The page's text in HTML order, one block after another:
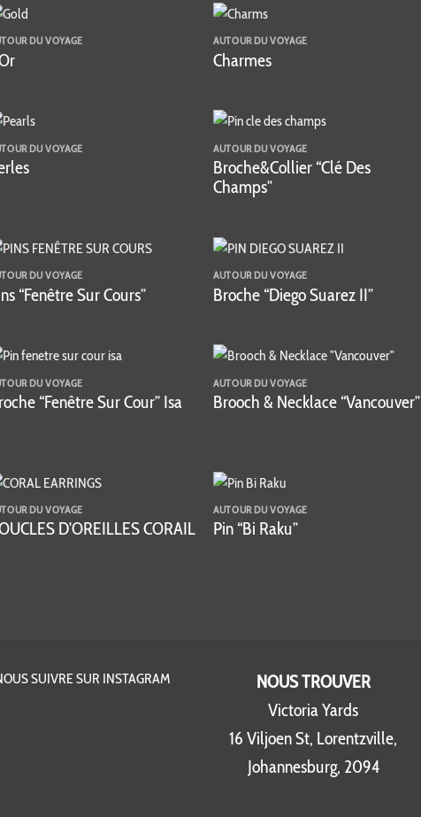
DU VOYAGE AUTOUR DU VOYAGE
Charmes
DU VOYAGE AUTOUR DU VOYAGE
Broche&Collier “Clé Des
Champs”
DU VOYAGE
“Fenêtre Sur Cours”
AUTOUR DU VOYAGE
Broche “Diego Suarez II”
DU VOYAGE
“Fenêtre Sur Cour” Isa
AUTOUR DU VOYAGE
Brooch & Necklace “Vancouver”
DU VOYAGE
D'OREILLES CORAIL
AUTOUR DU VOYAGE
Pin “Bi Raku”
SUIVRE SUR INSTAGRAM
NOUS TROUVER
Victoria Yards
16 Viljoen St, Lorentzville,
Johannesburg, 2094